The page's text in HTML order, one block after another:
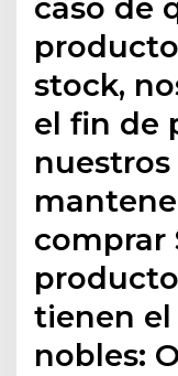
caso de
stock,
el fin de
comprar
tienen el
nobles: